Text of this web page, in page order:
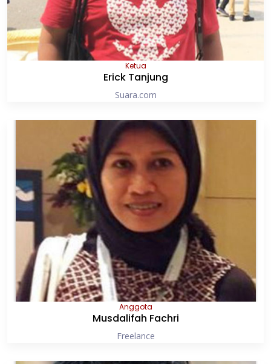
Ketua
Erick Tanjung
Suara.com
Anggota
Musdalifah Fachri
Freelance